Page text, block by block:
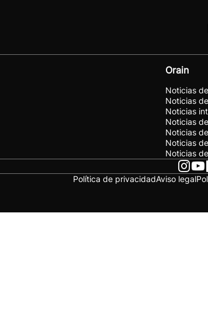
Orain
Noticias
Noticias
Noticias
Noticias
Noticias
Noticias
Noticias
Política de privacidadAviso legal